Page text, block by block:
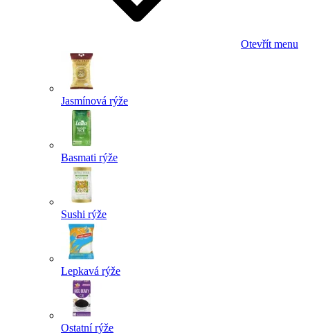
Otevřít menu
Jasmínová rýže
Basmati rýže
Sushi rýže
Lepkavá rýže
Ostatní rýže